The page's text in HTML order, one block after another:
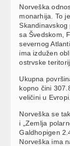
Norveška
monarhija. To
sa Švedskom,
severnog
ima izdužen
ostrvske
Ukupna
kopno čini
veličini u Evropi.
Norveška se
i „Zemlja
Galdhopigen
Norveška ima